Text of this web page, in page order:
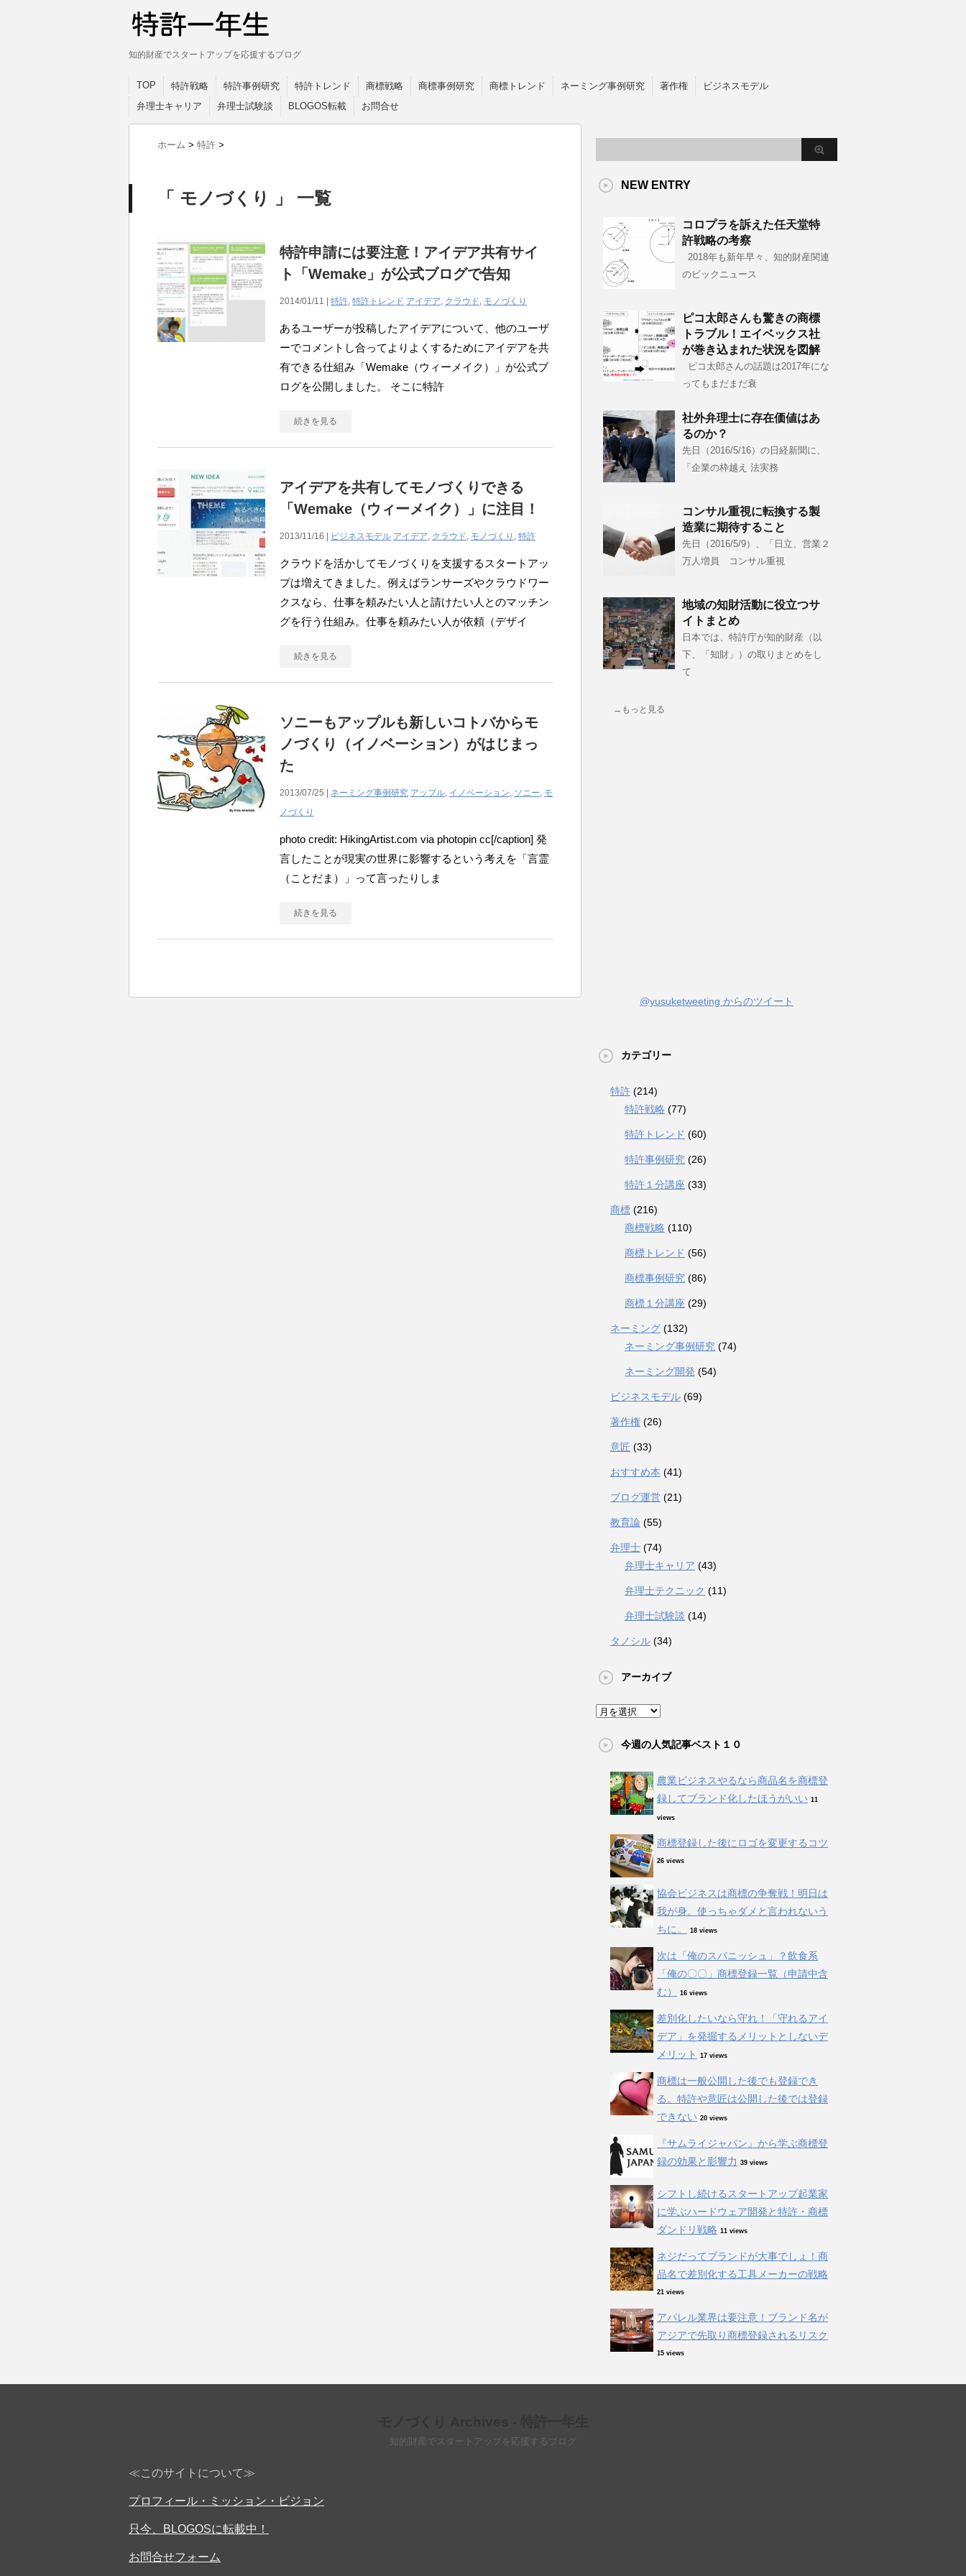
知的財産でスタートアップを応援するブログ
TOP 特許戦略 特許事例研究 特許トレンド 商標戦略 商標事例研究 商標トレンド ネーミング事例研究 著作権
ビジネスモデル
弁理士キャリア
弁理士試験談 BLOGOS転載 お問合せ
ホーム > 特許 >
「 モノづくり 」 一覧
特許申請には要注意！アイデア共有サイ
ト「Wemake」が公式ブログで告知
2014/01/11 | 特許, 特許トレンド アイデア, クラウド, モノづくり
あるユーザーが投稿したアイデアについて、他のユーザ
ーでコメントし合ってよりよくするためにアイデアを共
有できる仕組み「Wemake（ウィーメイク）」が公式ブ
ログを公開しました。 そこに特許
続きを見る
アイデアを共有してモノづくりできる
「Wemake（ウィーメイク）」に注目！
2013/11/16 | ビジネスモデル アイデア, クラウド, モノづくり , 特許
クラウドを活かしてモノづくりを支援するスタートアッ
プは増えてきました。例えばランサーズやクラウドワー
クスなら、仕事を頼みたい人と請けたい人とのマッチン
グを行う仕組み。仕事を頼みたい人が依頼（デザイ
続きを見る
ソニーもアップルも新しいコトバからモ
ノづくり（イノベーション）がはじまっ
た
2013/07/25 | ネーミング事例研究 アップル, イノベーション, ソニー, モ
ノづくり
photo credit: HikingArtist.com via photopin cc[/caption] 発
言したことが現実の世界に影響するという考えを「言霊
（ことだま）」って言ったりしま
続きを見る
NEW ENTRY
コロプラを訴えた任天堂特
許戦略の考察
2018年も新年早々、知的財産関連
のビックニュース
ピコ太郎さんも驚きの商標
トラブル！エイベックス社
が巻き込まれた状況を図解
ピコ太郎さんの話題は2017年にな
ってもまだまだ衰
社外弁理士に存在価値はあ
るのか？
先日（2016/5/16）の日経新聞に、
「企業の枠越え 法実務
コンサル重視に転換する製
造業に期待すること
先日（2016/5/9）、「日立、営業２
万人増員 コンサル重視
地域の知財活動に役立つサ
イトまとめ
日本では、特許庁が知的財産（以
下、「知財」）の取りまとめをし
て
→もっと見る
@yusuketweeting からのツイート
カテゴリー
特許 (214)
特許戦略 (77)
特許トレンド (60)
特許事例研究 (26)
特許１分講座 (33)
商標 (216)
商標戦略 (110)
商標トレンド (56)
商標事例研究 (86)
商標１分講座 (29)
ネーミング (132)
ネーミング事例研究 (74)
ネーミング開発 (54)
ビジネスモデル (69)
著作権 (26)
意匠 (33)
おすすめ本 (41)
ブログ運営 (21)
教育論 (55)
弁理士 (74)
弁理士キャリア (43)
弁理士テクニック (11)
弁理士試験談 (14)
タノシル (34)
アーカイブ
今週の人気記事ベスト１０
農業ビジネスやるなら商品名を商標登
録してブランド化したほうがいい 11
views
商標登録した後にロゴを変更するコツ
26 views
協会ビジネスは商標の争奪戦！明日は
我が身。使っちゃダメと言われないう
ちに。
18 views
次は「俺のスパニッシュ」？飲食系
「俺の〇〇」商標登録一覧（申請中含
む）
16 views
差別化したいなら守れ！「守れるアイ
デア」を発掘するメリットとしないデ
メリット
17 views
商標は一般公開した後でも登録でき
る。特許や意匠は公開した後では登録
できない 20 views
『サムライジャパン』から学ぶ商標登
録の効果と影響力 39 views
シフトし続けるスタートアップ起業家
に学ぶハードウェア開発と特許・商標
ダンドリ戦略 11 views
ネジだってブランドが大事でしょ！商
品名で差別化する工具メーカーの戦略
21 views
アパレル業界は要注意！ブランド名が
アジアで先取り商標登録されるリスク
15 views
知的財産でスタートアップを応援するブログ
≪このサイトについて≫
プロフィール・ミッション・ビジョン
只今、BLOGOSに転載中！
お問合せフォーム